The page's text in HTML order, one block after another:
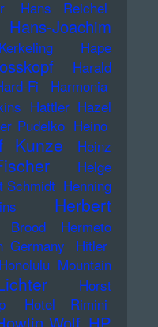
Hans Reichel
Hans-Joachim
Hape
Harald
Fi Harmonia
Hattler Hazel
Pudelko Heino
Kunze
Heinz
Helge
Schmidt Henning
Herbert
Brood
Hermeto
Germany
Hitler
Honolulu Mountain
Horst
Hotel Rimini